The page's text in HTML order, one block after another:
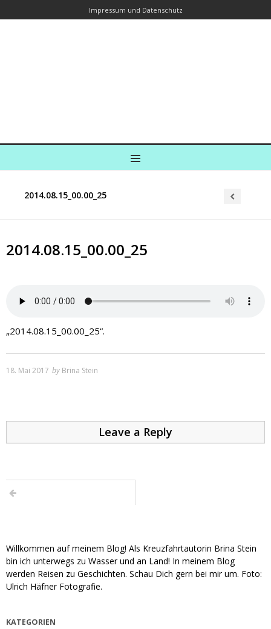
Impressum und Datenschutz
MENU
2014.08.15_00.00_25
2014.08.15_00.00_25
„2014.08.15_00.00_25“.
18. Mai 2017 by Brina Stein
Leave a Reply
navigation
Willkommen auf meinem Blog! Als Kreuzfahrtautorin Brina Stein
bin ich unterwegs zu Wasser und an Land! In meinem Blog
werden Reisen zu Geschichten. Schau Dich gern bei mir um. Foto:
Ulrich Häfner Fotografie.
KATEGORIEN